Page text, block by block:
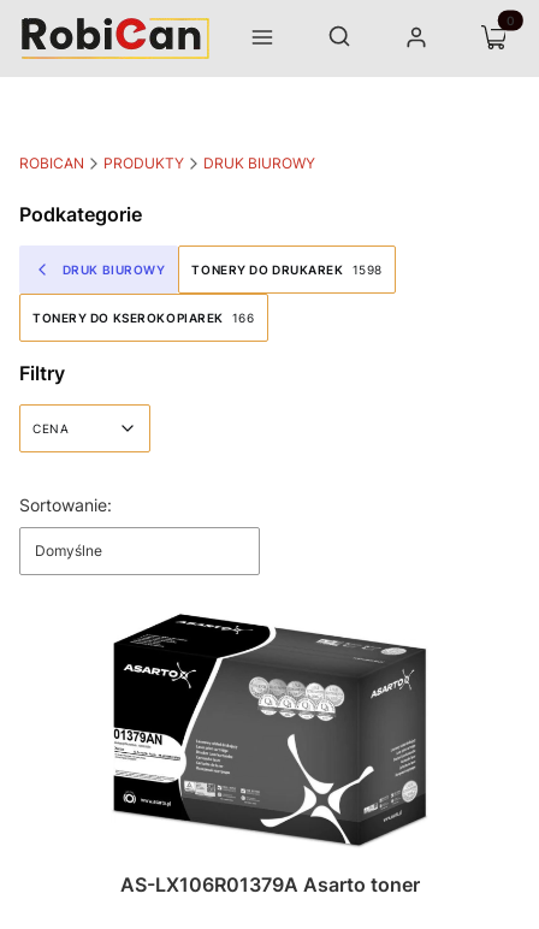
Menu Otwórz wyszukiwarkę
Szukaj Zaloguj się Koszyk
ROBICAN PRODUKTY DRUK BIUROWY
Podkategorie
DRUK BIUROWY TONERY DO DRUKAREK 1598
TONERY DO KSEROKOPIAREK 166
Filtry
CENA
Lista produktów
Sortowanie:
Domyślne
AS-LX106R01379A Asarto toner